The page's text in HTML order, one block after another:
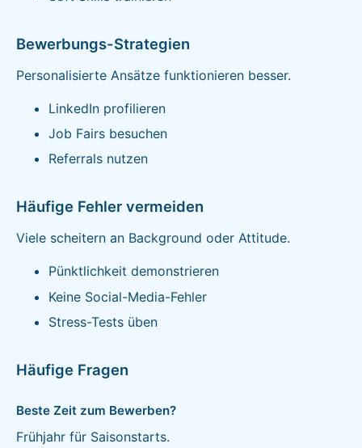
Bewerbungs-Strategien
Personalisierte Ansätze funktionieren besser.
LinkedIn profilieren
Job Fairs besuchen
Referrals nutzen
Häufige Fehler vermeiden
Viele scheitern an Background oder Attitude.
Pünktlichkeit demonstrieren
Keine Social-Media-Fehler
Stress-Tests üben
Häufige Fragen
Beste Zeit zum Bewerben?
Frühjahr für Saisonstarts.